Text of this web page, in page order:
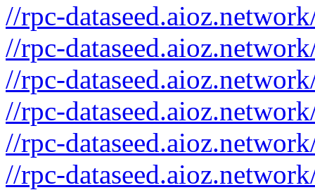
//rpc-
//rpc-
//rpc-
//rpc-
//rpc-
//rpc-